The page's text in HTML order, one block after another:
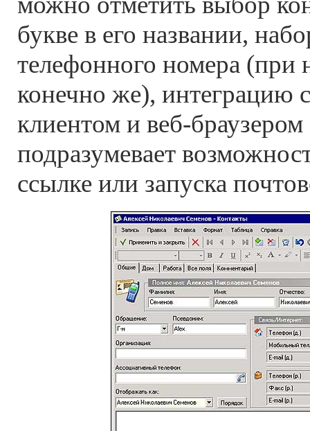
букве в его названии,
телефонного номера (при
конечно же), интеграцию
клиентом и веб-
подразумевает
ссылке или запуска